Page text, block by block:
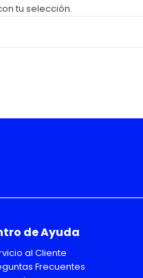
tu selección.
de Ayuda
al Cliente
Frecuentes